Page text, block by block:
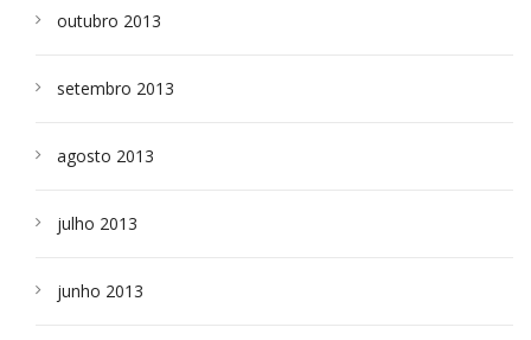
outubro 2013
setembro 2013
agosto 2013
julho 2013
junho 2013